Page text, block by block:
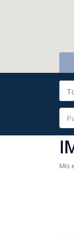
Mis